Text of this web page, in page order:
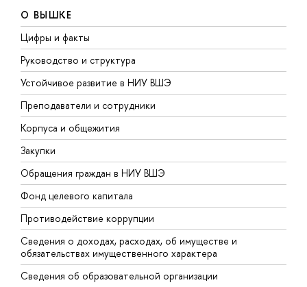
О ВЫШКЕ
Цифры и факты
Руководство и структура
Устойчивое развитие в НИУ ВШЭ
Преподаватели и сотрудники
Корпуса и общежития
Закупки
Обращения граждан в НИУ ВШЭ
Фонд целевого капитала
Противодействие коррупции
Сведения о доходах, расходах, об имуществе и
обязательствах имущественного характера
Сведения об образовательной организации